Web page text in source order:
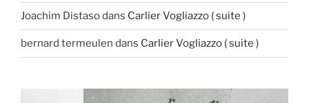
Joachim Distasodans Carlier Vogliazzo ( suite )
bernard termeulen dans Carlier Vogliazzo ( suite )